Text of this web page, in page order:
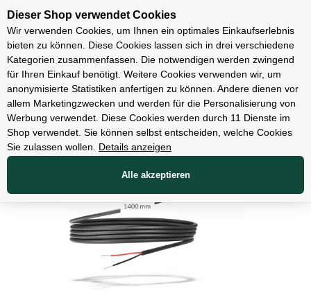
Unsere Filialen
Zubehör
Dieser Shop verwendet Cookies
Wir verwenden Cookies, um Ihnen ein optimales Einkaufserlebnis
bieten zu können. Diese Cookies lassen sich in drei verschiedene
Kategorien zusammenfassen. Die notwendigen werden zwingend
für Ihren Einkauf benötigt. Weitere Cookies verwenden wir, um
anonymisierte Statistiken anfertigen zu können. Andere dienen vor
allem Marketingzwecken und werden für die Personalisierung von
Werbung verwendet. Diese Cookies werden durch 11 Dienste im
Shop verwendet. Sie können selbst entscheiden, welche Cookies
Sie zulassen wollen.
Details anzeigen
Alle akzeptieren